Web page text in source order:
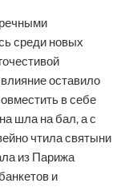
среди новых
оставило
в себе
шла на бал, а с
чтила святыни
из Парижа
и